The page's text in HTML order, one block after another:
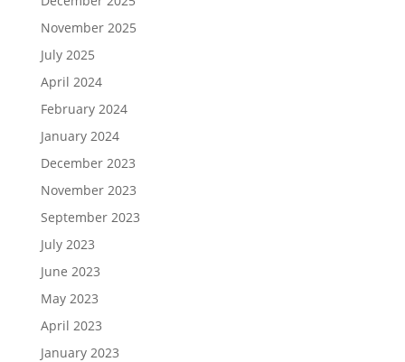
November 2025
July 2025
April 2024
February 2024
January 2024
December 2023
November 2023
September 2023
July 2023
June 2023
May 2023
April 2023
January 2023